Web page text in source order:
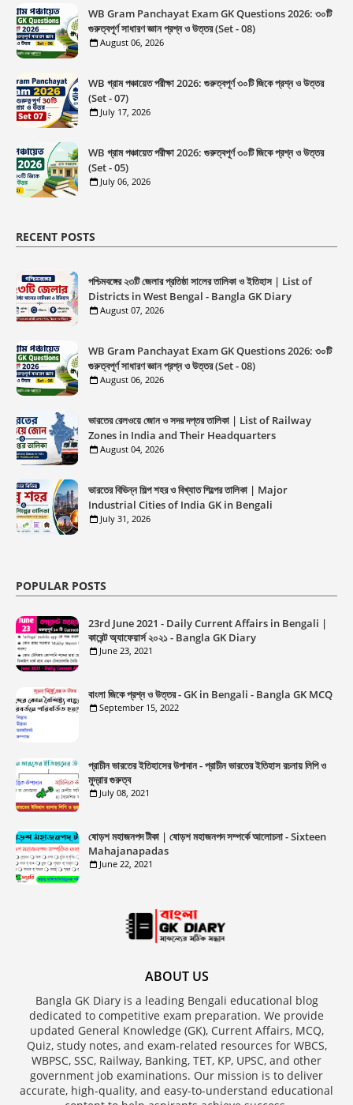
WB Gram Panchayat Exam GK Questions 2026: ৩০টি
গুরুত্বপূর্ণ সাধারণ জ্ঞান প্রশ্ন ও উত্তর (Set - 08)
August 06, 2026
WB গ্রাম পঞ্চায়েত পরীক্ষা 2026: গুরুত্বপূর্ণ ৩০টি জিকে প্রশ্ন ও উত্তর
(Set - 07)
July 17, 2026
WB গ্রাম পঞ্চায়েত পরীক্ষা 2026: গুরুত্বপূর্ণ ৩০টি জিকে প্রশ্ন ও উত্তর
(Set - 05)
July 06, 2026
RECENT POSTS
পশ্চিমবঙ্গের ২৩টি জেলার প্রতিষ্ঠা সালের তালিকা ও ইতিহাস | List of
Districts in West Bengal - Bangla GK Diary
August 07, 2026
WB Gram Panchayat Exam GK Questions 2026: ৩০টি
গুরুত্বপূর্ণ সাধারণ জ্ঞান প্রশ্ন ও উত্তর (Set - 08)
August 06, 2026
ভারতের রেলওয়ে জোন ও সদর দপ্তর তালিকা | List of Railway
Zones in India and Their Headquarters
August 04, 2026
ভারতের বিভিন্ন শিল্প শহর ও বিখ্যাত শিল্পের তালিকা | Major
Industrial Cities of India GK in Bengali
July 31, 2026
POPULAR POSTS
23rd June 2021 - Daily Current Affairs in Bengali |
কারেন্ট অ্যাফেয়ার্স ২০২১ - Bangla GK Diary
June 23, 2021
বাংলা জিকে প্রশ্ন ও উত্তর - GK in Bengali - Bangla GK MCQ
September 15, 2022
প্রাচীন ভারতের ইতিহাসের উপাদান - প্রাচীন ভারতের ইতিহাস রচনায় লিপি ও
মুদ্রার গুরুত্ব
July 08, 2021
ষোড়শ মহাজনপদ টীকা | ষোড়শ মহাজনপদ সম্পর্কে আলোচনা - Sixteen
Mahajanapadas
June 22, 2021
ABOUT US
Bangla GK Diary is a leading Bengali educational blog
dedicated to competitive exam preparation. We provide
updated General Knowledge (GK), Current Affairs, MCQ,
Quiz, study notes, and exam-related resources for WBCS,
WBPSC, SSC, Railway, Banking, TET, KP, UPSC, and other
government job examinations. Our mission is to deliver
accurate, high-quality, and easy-to-understand educational